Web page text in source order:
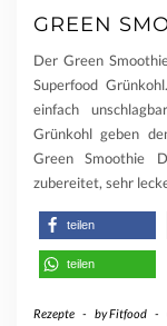
GREEN
Der Green
Superfood
einfach
Grünkohl geben
Green Smoothie
zubereitet, sehr
teilen
teilen
Rezepte - byFitfood -